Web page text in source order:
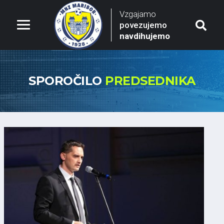
Vzgajamo
povezujemo
navdihujemo
SPOROČILOPREDSEDNIKA